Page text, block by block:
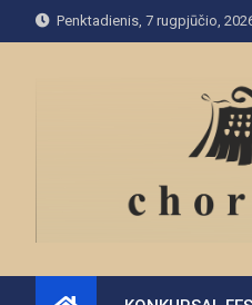
to
Penktadienis, 7 rugpjūčio,